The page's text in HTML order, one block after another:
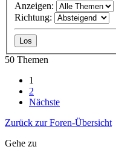
Anzeigen:
Richtung:
50 Themen
1
2
Nächste
Zurück zur Foren-Übersicht
Gehe zu